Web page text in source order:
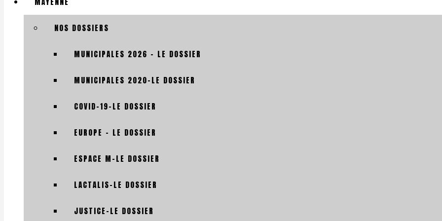
NOS DOSSIERS
MUNICIPALES 2026 – LE DOSSIER
MUNICIPALES 2020-LE DOSSIER
COVID-19-LE DOSSIER
EUROPE – LE DOSSIER
ESPACE M-LE DOSSIER
LACTALIS-LE DOSSIER
JUSTICE-LE DOSSIER